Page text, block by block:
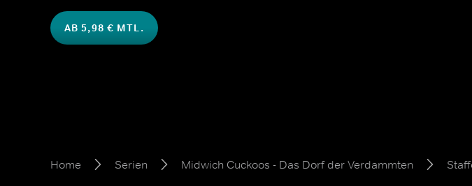
AB 5,98 € MTL.
Home Serien Midwich Cuckoos - Das Dorf der Verdammten